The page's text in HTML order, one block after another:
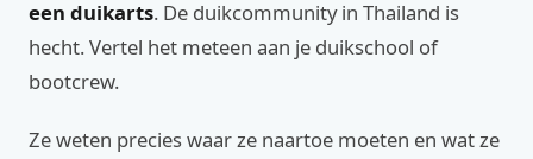
een duikarts. De duikcommunity in Thailand is
hecht. Vertel het meteen aan je duikschool of
bootcrew.
Ze weten precies waar ze naartoe moeten en wat ze